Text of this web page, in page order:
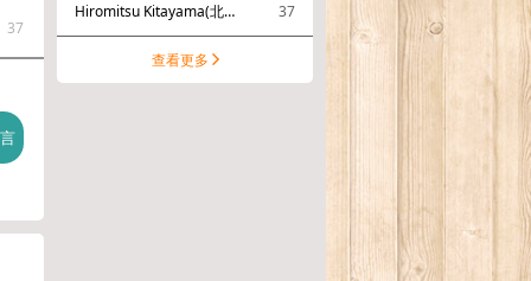
37
Hiromitsu Kitayama(北山宏光) サニーサイドアップ
37
查看更多